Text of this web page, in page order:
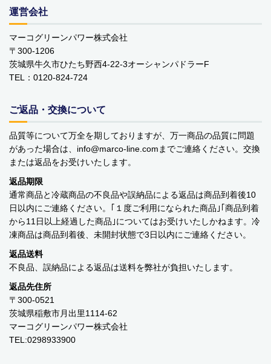
お問い合わせ
個人情報の取り扱いについて
マーコグリーンパワー株式会社
Marco Green Power アメリカ工場
運営会社
マーコグリーンパワー株式会社
〒300-1206
茨城県牛久市ひたち野西4-22-3オーシャンパドラーF
TEL：0120-824-724
ご返品・交換について
品質等について万全を期しておりますが、万一商品の品質に問題
があった場合は、info
marco-line.comまでご連絡ください。交換
または返品をお受けいたします。
返品期限
通常商品と冷蔵商品の不良品や誤納品による返品は商品到着後10
日以内にご連絡ください。｢１度ご利用になられた商品｣｢商品到着
から11日以上経過した商品｣についてはお受けいたしかねます。冷
凍商品は商品到着後、未開封状態で3日以内にご連絡ください。
返品送料
不良品、誤納品による返品は送料を弊社が負担いたします。
返品先住所
〒300-0521
茨城県稲敷市月出里1114-62
マーコグリーンパワー株式会社
TEL:0298933900